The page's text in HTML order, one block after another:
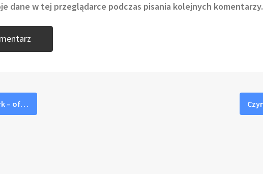
dane w tej przeglądarce podczas pisania kolejnych komentarzy.